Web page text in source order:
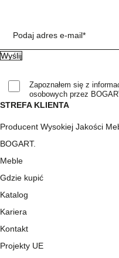
STREFA KLIENTA
Producent Wysokiej Jakości
BOGART.
Meble
Gdzie kupić
Katalog
Kariera
Kontakt
Projekty UE
Podaj adres e-mail*
Zapoznałem się z
osobowych przez